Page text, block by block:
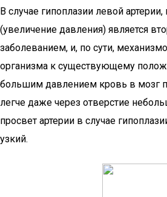
В случае гипоплазии левой артерии,
(увеличение давления) является
заболеванием, и, по сути,
организма к существующему
большим давлением кровь в мозг
легче даже через отверстие
просвет артерии в случае
узкий.